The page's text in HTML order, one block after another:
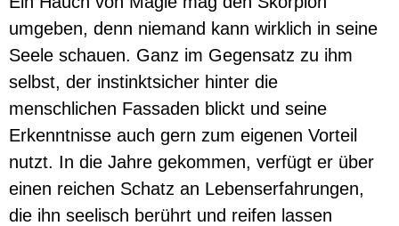
umgeben, denn niemand kann wirklich in seine
Seele schauen. Ganz im Gegensatz zu ihm
selbst, der instinktsicher hinter die
menschlichen Fassaden blickt und seine
Erkenntnisse auch gern zum eigenen Vorteil
nutzt. In die Jahre gekommen, verfügt er über
einen reichen Schatz an Lebenserfahrungen,
die ihn seelisch berührt und reifen lassen